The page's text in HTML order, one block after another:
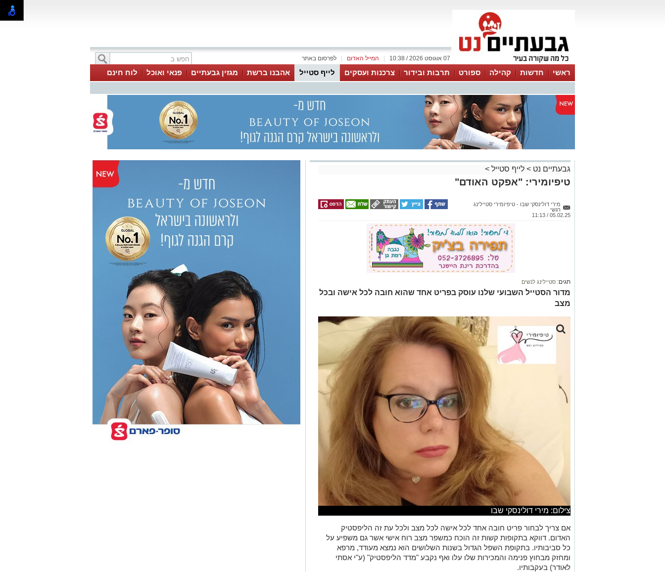
לפרסום באתר המייל האדום 07 אוגוסט 2026 / 10:38
ראשי חדשות קהילה ספורט תרבות ובידור צרכנות ועסקים לייף סטייל אהבנו ברשת מגזין גבעתיים פנאי ואוכל לוח חינם
>לייף סטייל
טיפיומירי: "אפקט האודם"
רגשי
05.02.25 / 11:13
מדור הסטייל השבועי שלנו עוסק בפריט אחד שהוא חובה לכל אישה ובכל
צילום: מירי דולינסקי שבו
אם צריך לבחור פריט חובה אחד לכל אישה לכל מצב ולכל עת זה הליפסטיק
האדום. דווקא בתקופות קשות זה הוכח כמשפר מצב רוח אישי אשר גם משפיע על
כל סביבותיו. בתקופת השפל הגדול בשנות השלושים הוא נמצא מעודד, מרפא
ומחזק מבחוץ פנימה והמכירות שלו עלו ואף נקבע "מדד הליפסטיק" (ע"י אסתי
לאודר) בעקבותיו.
בזמן מלחמת העולם השנייה נשים הרימו באמצעותו את המורל שלהן ושל אהוביהן
הלוחמים בחזית ואף שלחו להם מכתבים עם החתמת נשיקה אדומה באודם
"victory red" (אליזבט ארדן).
לצבע האדום יש כל מיני צדדים. הוא מקושר להצלחה תשוקה ודומיננטיות מתאים